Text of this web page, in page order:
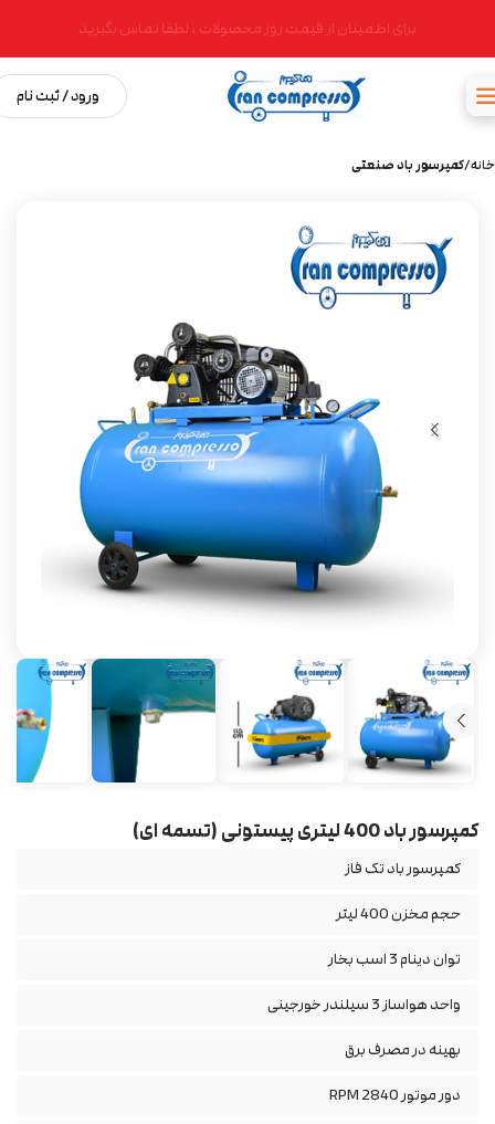
برای اطمینان از قیمت روز محصولات ، لطفا تماس بگیرید
ورود / ثبت نام
خانه کمپرسور باد صنعتی
کمپرسور باد 400 لیتری پیستونی (تسمه ای)
کمپرسور باد تک فاز
حجم مخزن 400 لیتر
توان دینام 3 اسب بخار
واحد هواساز 3 سیلندر خورجینی
بهینه در مصرف برق
دور موتور 2840 RPM